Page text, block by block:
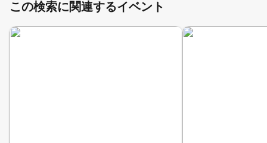
この検索に関連するイベント